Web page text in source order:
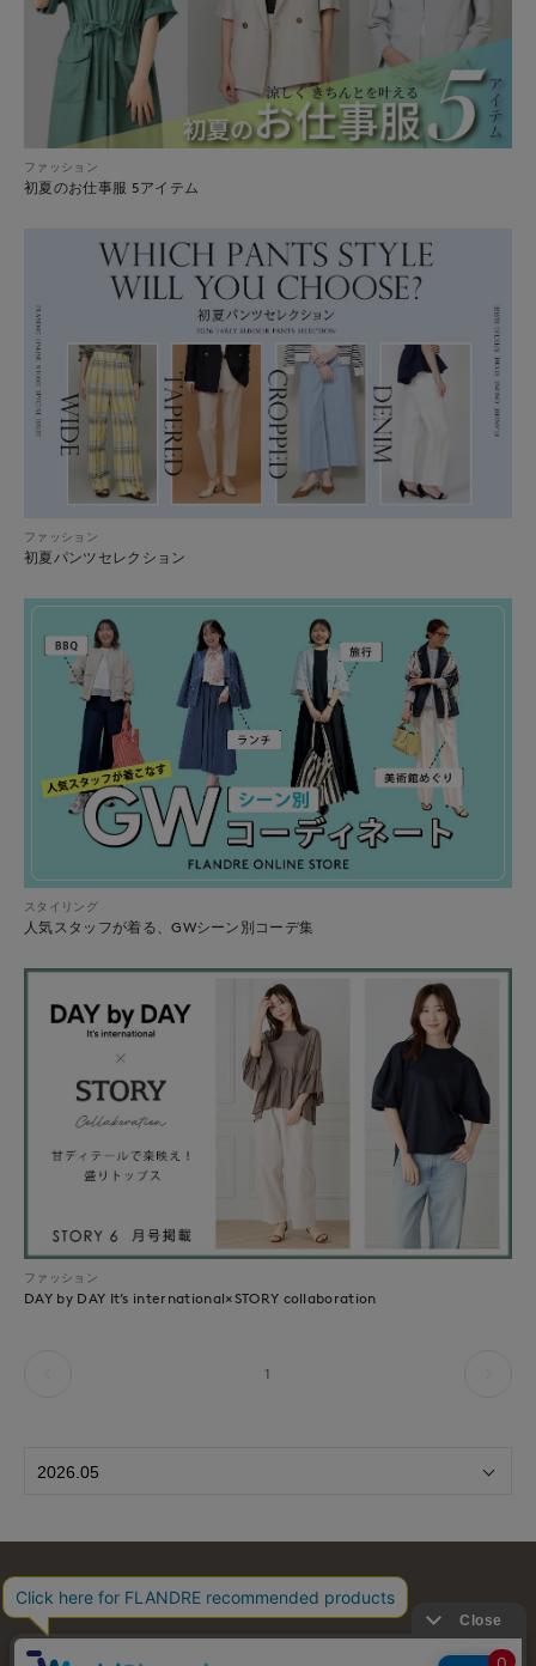
ファッション
初夏のお仕事服 5アイテム
ファッション
初夏パンツセレクション
スタイリング
人気スタッフが着る、GWシーン別コーデ集
ファッション
DAY by DAY It’s international×STORY collaboration
1
お問い合わせ 利用規約 プライバシーポリシー